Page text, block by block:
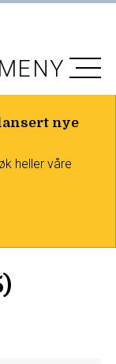
nye
heller våre
MENY